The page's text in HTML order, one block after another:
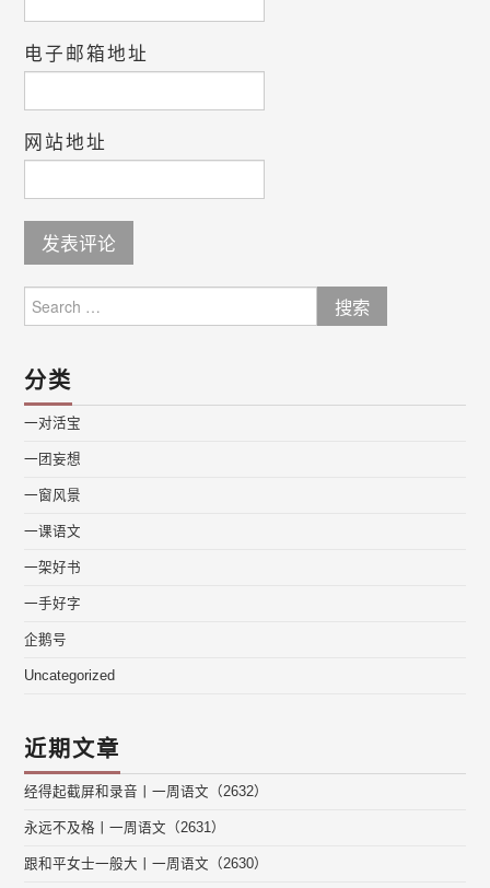
电子邮箱地址
网站地址
for:
分类
一对活宝
一团妄想
一窗风景
一课语文
一架好书
一手好字
企鹅号
Uncategorized
近期文章
经得起截屏和录音丨一周语文（2632）
永远不及格丨一周语文（2631）
跟和平女士一般大丨一周语文（2630）